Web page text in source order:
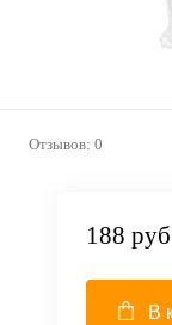
Отзывов: 0
188
В